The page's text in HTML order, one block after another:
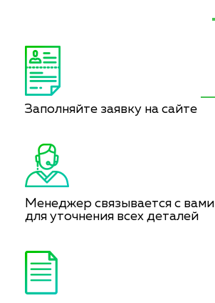
Заполняйте заявку на сайте
Менеджер связывается с вами
для уточнения всех деталей